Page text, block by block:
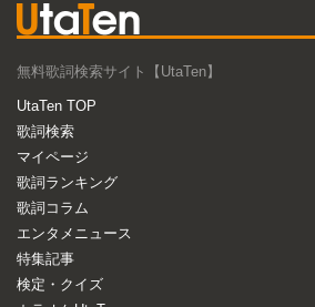
無料歌詞検索サイト【UtaTen】
UtaTen TOP
歌詞検索
マイページ
歌詞ランキング
歌詞コラム
エンタメニュース
特集記事
検定・クイズ